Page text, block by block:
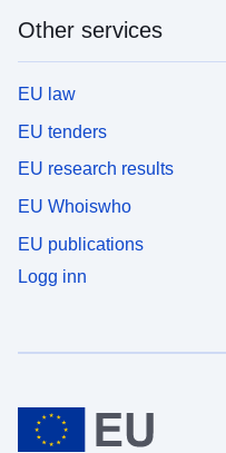
Other services
EU law
EU tenders
EU research results
EU Whoiswho
EU publications
Logg inn